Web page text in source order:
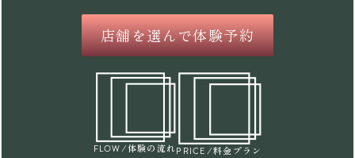
店舗を選んで体験予約
FLOW /体験の流れPRICE /料金プラン